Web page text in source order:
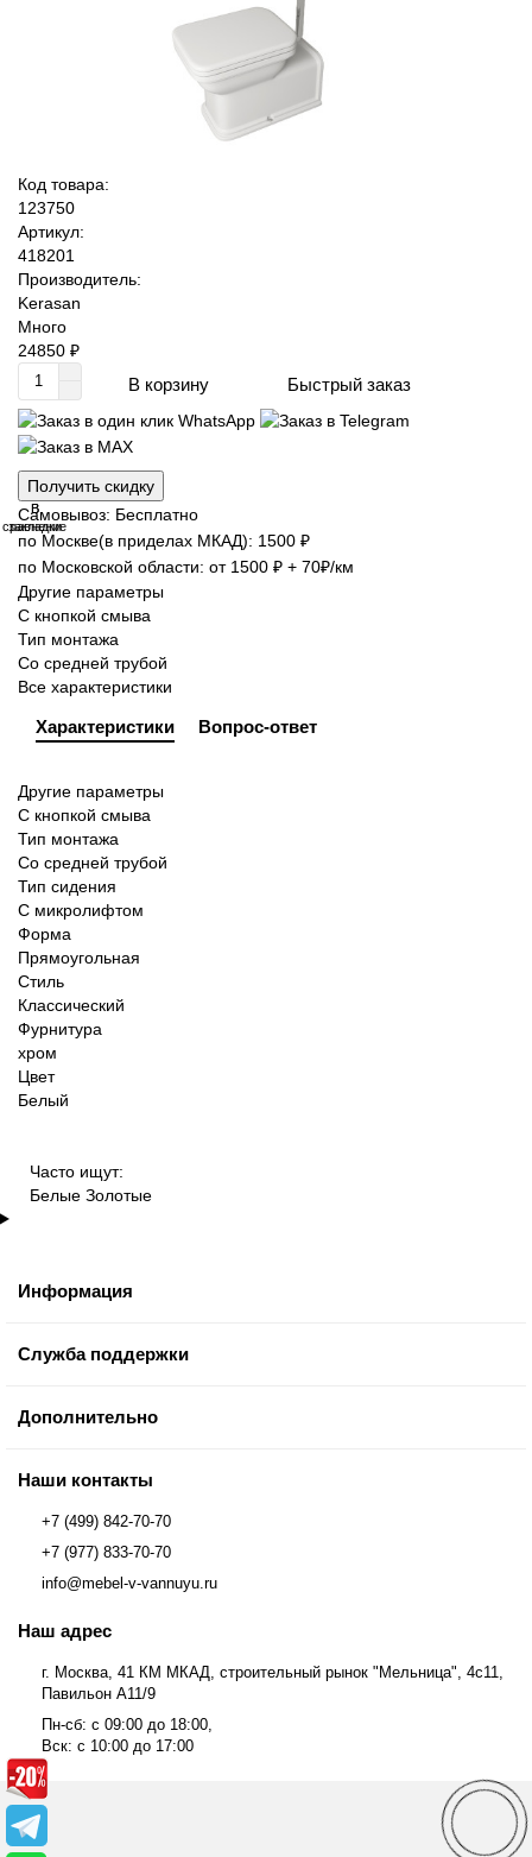
Код товара:
123750
Артикул:
418201
Производитель:
Kerasan
Много
24850 ₽
В корзину Быстрый заказ
Получить скидку
В
закладки
В
сравнение
Самовывоз: Бесплатно
по Москве(в приделах МКАД): 1500 ₽
по Московской области: от 1500 ₽ + 70₽/км
Другие параметры
С кнопкой смыва
Тип монтажа
Со средней трубой
Все характеристики
Характеристики Вопрос-ответ
Другие параметры
С кнопкой смыва
Тип монтажа
Со средней трубой
Тип сидения
С микролифтом
Форма
Прямоугольная
Стиль
Классический
Фурнитура
хром
Цвет
Белый
Часто ищут:
Белые Золотые
Информация
Служба поддержки
Дополнительно
Наши контакты
+7 (499) 842-70-70
+7 (977) 833-70-70
info@mebel-v-vannuyu.ru
Наш адрес
г. Москва, 41 КМ МКАД, строительный рынок "Мельница", 4с11,
Павильон А11/9
Пн-сб: с 09:00 до 18:00,
Вск: с 10:00 до 17:00